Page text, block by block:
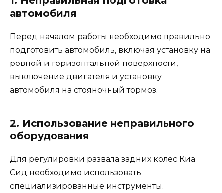
автомобиля
Перед началом работы необходимо правильно
подготовить автомобиль, включая установку на
ровной и горизонтальной поверхности,
выключение двигателя и установку
автомобиля на стояночный тормоз.
2. Использование неправильного
оборудования
Для регулировки развала задних колес Киа
Сид необходимо использовать
специализированные инструменты.